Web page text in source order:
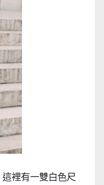
這裡有一雙白色尺